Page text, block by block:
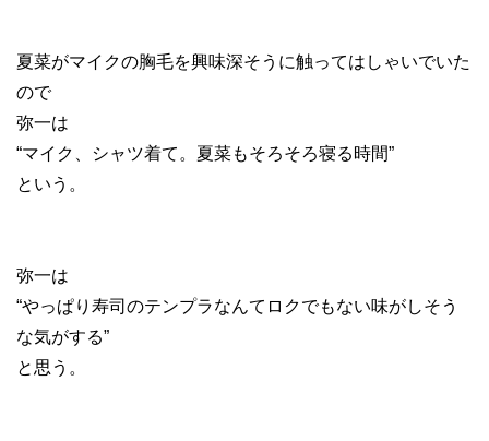
夏菜がマイクの胸毛を興味深そうに触ってはしゃいでいた
ので
弥一は
“マイク、シャツ着て。夏菜もそろそろ寝る時間”
という。
弥一は
“やっぱり寿司のテンプラなんてロクでもない味がしそう
な気がする”
と思う。